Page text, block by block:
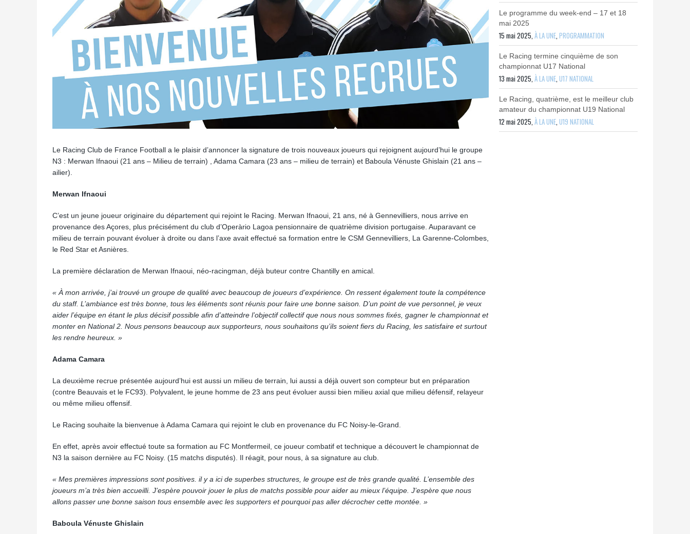
Le Racing Club de France Football a le plaisir d’annoncer la signature de trois nouveaux joueurs qui rejoignent aujourd’hui le groupe
N3 : Merwan Ifnaoui (21 ans – Milieu de terrain) , Adama Camara (23 ans – milieu de terrain) et Baboula Vénuste Ghislain (21 ans –
ailier).
Merwan Ifnaoui
C’est un jeune joueur originaire du département qui rejoint le Racing. Merwan Ifnaoui, 21 ans, né à Gennevilliers, nous arrive en
provenance des Açores, plus précisément du club d’Operàrio Lagoa pensionnaire de quatrième division portugaise. Auparavant ce
milieu de terrain pouvant évoluer à droite ou dans l’axe avait effectué sa formation entre le CSM Gennevilliers, La Garenne-Colombes,
le Red Star et Asnières.
La première déclaration de Merwan Ifnaoui, néo-racingman, déjà buteur contre Chantilly en amical.
« À mon arrivée, j’ai trouvé un groupe de qualité avec beaucoup de joueurs d’expérience. On ressent également toute la compétence
du staff. L’ambiance est très bonne, tous les éléments sont réunis pour faire une bonne saison. D’un point de vue personnel, je veux
aider l’équipe en étant le plus décisif possible afin d’atteindre l’objectif collectif que nous nous sommes fixés, gagner le championnat et
monter en National 2. Nous pensons beaucoup aux supporteurs, nous souhaitons qu’ils soient fiers du Racing, les satisfaire et surtout
les rendre heureux. »
Adama Camara
La deuxième recrue présentée aujourd’hui est aussi un milieu de terrain, lui aussi a déjà ouvert son compteur but en préparation
(contre Beauvais et le FC93). Polyvalent, le jeune homme de 23 ans peut évoluer aussi bien milieu axial que milieu défensif, relayeur
ou même milieu offensif.
Le Racing souhaite la bienvenue à Adama Camara qui rejoint le club en provenance du FC Noisy-le-Grand.
En effet, après avoir effectué toute sa formation au FC Montfermeil, ce joueur combatif et technique a découvert le championnat de
N3 la saison dernière au FC Noisy. (15 matchs disputés). Il réagit, pour nous, à sa signature au club.
« Mes premières impressions sont positives. il y a ici de superbes structures, le groupe est de très grande qualité. L’ensemble des
joueurs m’a très bien accueilli. J’espère pouvoir jouer le plus de matchs possible pour aider au mieux l’équipe. J’espère que nous
allons passer une bonne saison tous ensemble avec les supporters et pourquoi pas aller décrocher cette montée. »
Baboula Vénuste Ghislain
Le programme du week-end – 17 et 18
mai 2025
15 mai 2025,À LA UNE,PROGRAMMATION
Le Racing termine cinquième de son
championnat U17 National
13 mai 2025,À LA UNE,U17 NATIONAL
Le Racing, quatrième, est le meilleur club
amateur du championnat U19 National
12 mai 2025,À LA UNE,U19 NATIONAL